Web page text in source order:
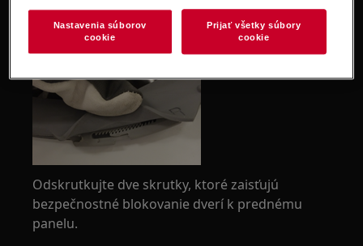
Uvoľnite tesnenie vlnovca zo skrinky.
Odskrutkujte dve skrutky, ktoré zaisťujú
bezpečnostné blokovanie dverí k prednému
panelu.
Nastavenia súborov
cookie
Prijať všetky súbory
cookie